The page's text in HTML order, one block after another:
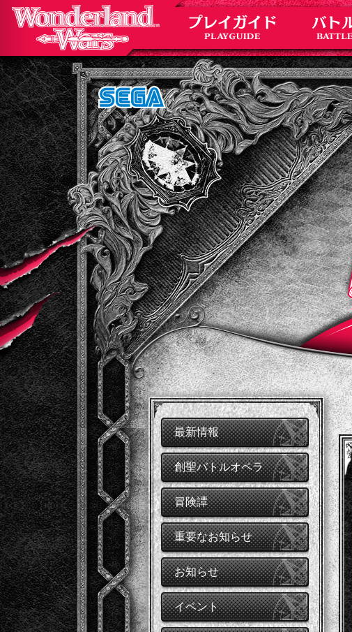
最新情報
創聖バトルオペラ
冒険譚
重要なお知らせ
お知らせ
イベント